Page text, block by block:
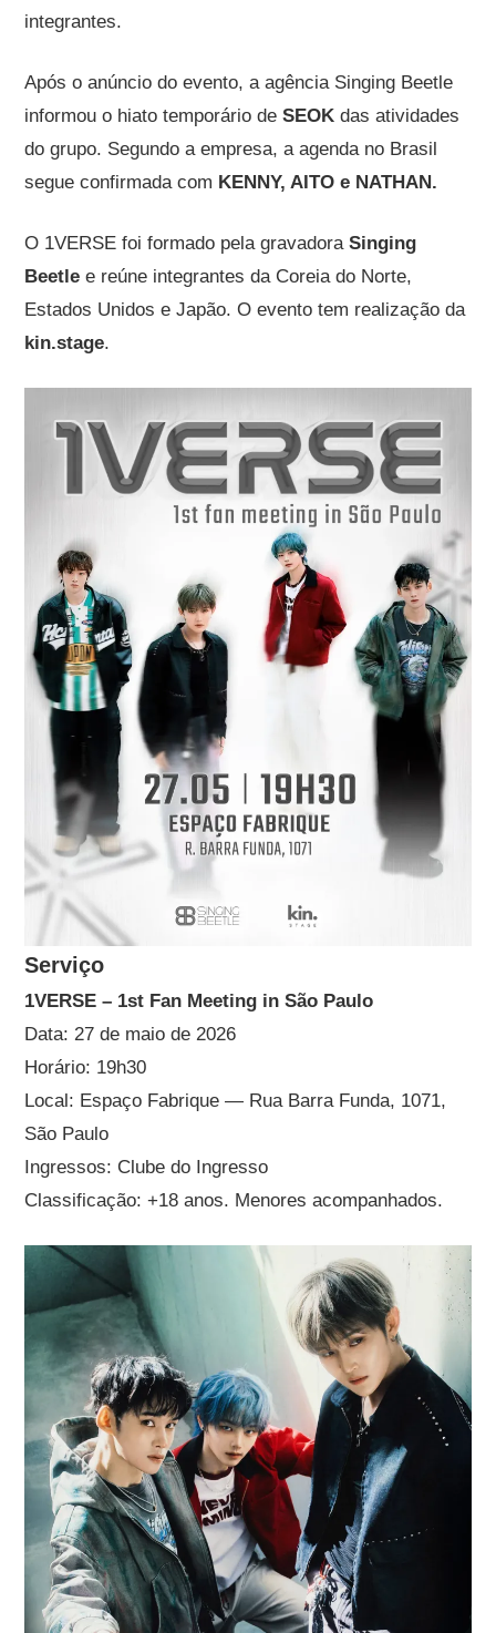
integrantes.
Após o anúncio do evento, a agência Singing Beetle
informou o hiato temporário deSEOK das atividades
do grupo. Segundo a empresa, a agenda no Brasil
segue confirmada com KENNY, AITO e NATHAN.
O 1VERSE foi formado pela gravadoraSinging
Beetlee reúne integrantes da Coreia do Norte,
Estados Unidos e Japão. O evento tem realização da
kin.stage.
Serviço
1VERSE – 1st Fan Meeting in São Paulo
Data: 27 de maio de 2026
Horário: 19h30
Local: Espaço Fabrique — Rua Barra Funda, 1071,
São Paulo
Ingressos: Clube do Ingresso
Classificação: +18 anos. Menores acompanhados.